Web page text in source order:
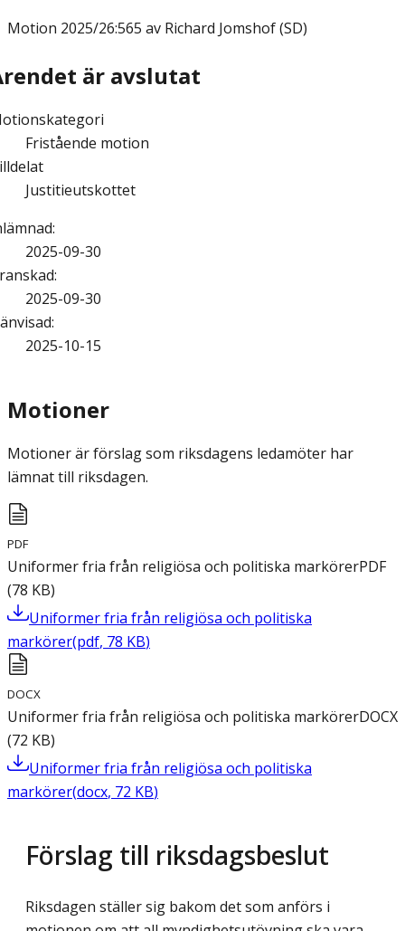
Motion 2025/26:565 av Richard Jomshof (SD)
är avslutat
Fristående motion
Justitieutskottet
:
2025-09-30
:
2025-09-30
:
2025-10-15
Motioner
Motioner är förslag som riksdagens ledamöter har
lämnat till riksdagen.
PDF
Uniformer fria från religiösa och politiska markörerPDF
(78 KB)
Uniformer fria från religiösa och politiska
markörer(pdf, 78 KB)
DOCX
Uniformer fria från religiösa och politiska markörerDOCX
(72 KB)
Uniformer fria från religiösa och politiska
markörer(docx, 72 KB)
Förslag till riksdagsbeslut
Riksdagen ställer sig bakom det som anförs i